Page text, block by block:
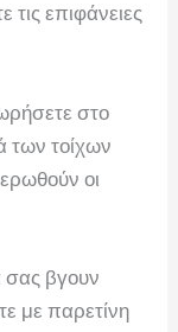
τις επιφάνειες
στο
των τοίχων
οι
σας βγουν
με παρετίνη